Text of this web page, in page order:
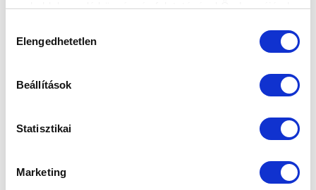
weboldalon való böngészés folytatásával Ön hozzájárul a
kiválasztása
Elengedhetetlen
Beállítások
Statisztikai
Marketing